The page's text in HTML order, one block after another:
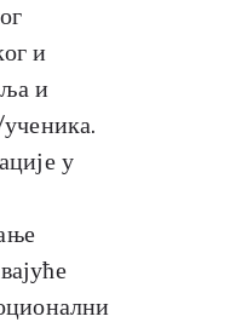
и
и
ученика.
у